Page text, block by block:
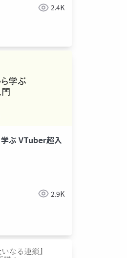
2.4K
ぶ VTuber超入
2.9K